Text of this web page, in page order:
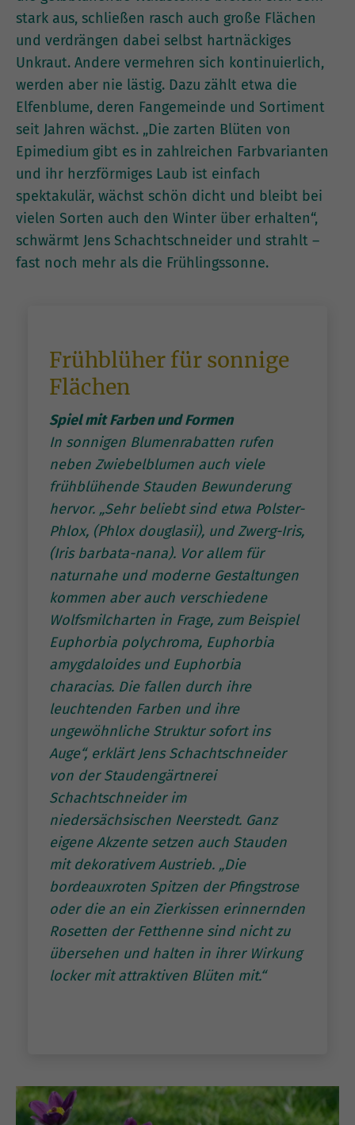
stark aus, schließen rasch auch große Flächen
und verdrängen dabei selbst hartnäckiges
Unkraut. Andere vermehren sich kontinuierlich,
werden aber nie lästig. Dazu zählt etwa die
Elfenblume, deren Fangemeinde und Sortiment
seit Jahren wächst. „Die zarten Blüten von
Epimedium gibt es in zahlreichen Farbvarianten
und ihr herzförmiges Laub ist einfach
spektakulär, wächst schön dicht und bleibt bei
vielen Sorten auch den Winter über erhalten“,
schwärmt Jens Schachtschneider und strahlt –
fast noch mehr als die Frühlingssonne.
Frühblüher für sonnige
Flächen
Spiel mit Farben und Formen
In sonnigen Blumenrabatten rufen
neben Zwiebelblumen auch viele
frühblühende Stauden Bewunderung
hervor. „Sehr beliebt sind etwa Polster-
Phlox, (Phlox douglasii), und Zwerg-Iris,
(Iris barbata-nana). Vor allem für
naturnahe und moderne Gestaltungen
kommen aber auch verschiedene
Wolfsmilcharten in Frage, zum Beispiel
Euphorbia polychroma, Euphorbia
amygdaloides und Euphorbia
characias. Die fallen durch ihre
leuchtenden Farben und ihre
ungewöhnliche Struktur sofort ins
Auge“, erklärt Jens Schachtschneider
von der Staudengärtnerei
Schachtschneider im
niedersächsischen Neerstedt. Ganz
eigene Akzente setzen auch Stauden
mit dekorativem Austrieb. „Die
bordeauxroten Spitzen der Pfingstrose
oder die an ein Zierkissen erinnernden
Rosetten der Fetthenne sind nicht zu
übersehen und halten in ihrer Wirkung
locker mit attraktiven Blüten mit.“